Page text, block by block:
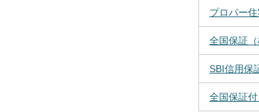
プロパー
全国保証
SBI信用保
全国保証付